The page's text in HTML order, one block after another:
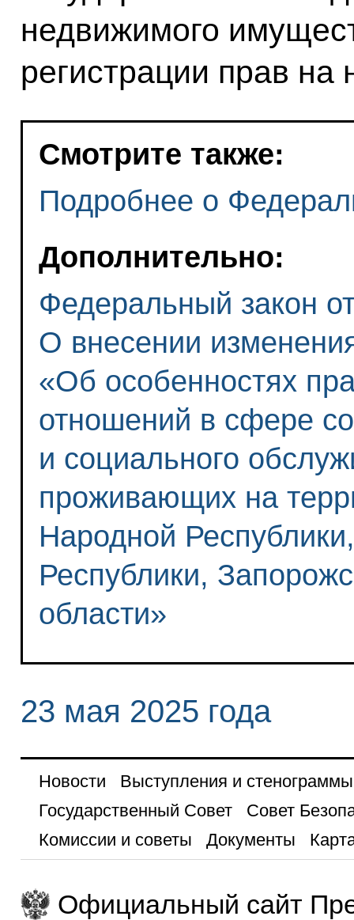
недвижимого
регистрации прав
Смотрите также:
Подробнее о
Дополнительно:
Федеральный закон
О внесении
«Об особенностях
отношений в сфере
и социального
проживающих на
Народной
Республики,
области»
23 мая 2025 года
Новости
Выступления и стенограммы
Государственный Совет
Совет
Комиссии и советы
Документы
Официальный сайт